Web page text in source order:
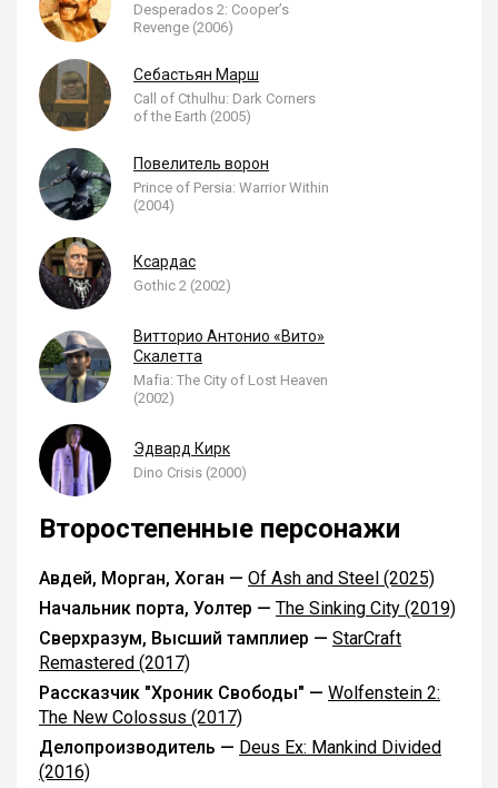
Desperados 2: Cooper’s
Revenge (2006)
Себастьян Марш
Call of Cthulhu: Dark Corners
of the Earth (2005)
Повелитель ворон
Prince of Persia: Warrior Within
(2004)
Ксардас
Gothic 2 (2002)
Витторио Антонио «Вито»
Скалетта
Mafia: The City of Lost Heaven
(2002)
Эдвард Кирк
Dino Crisis (2000)
Второстепенные персонажи
Авдей, Морган, Хоган — Of Ash and Steel (2025)
Начальник порта, Уолтер — The Sinking City (2019)
Сверхразум, Высший тамплиер — StarCraft
Remastered (2017)
Рассказчик "Хроник Свободы" — Wolfenstein 2:
The New Colossus (2017)
Делопроизводитель — Deus Ex: Mankind Divided
(2016)